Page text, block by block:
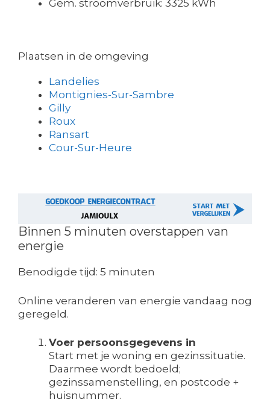
Gem. stroomverbruik: 3325 kWh
Plaatsen in de omgeving
Landelies
Montignies-Sur-Sambre
Gilly
Roux
Ransart
Cour-Sur-Heure
Binnen 5 minuten overstappen van
energie
Benodigde tijd: 5 minuten
Online veranderen van energie vandaag nog
geregeld.
Voer persoonsgegevens in
Start met je woning en gezinssituatie.
Daarmee wordt bedoeld;
gezinssamenstelling, en postcode +
huisnummer.